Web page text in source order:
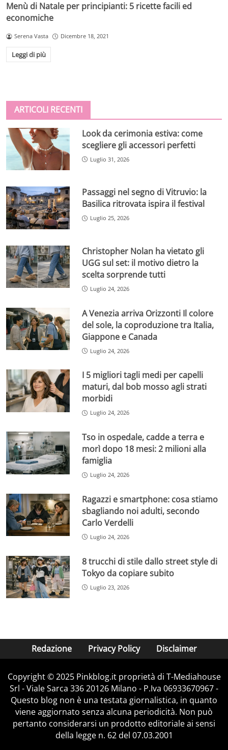
Menù di Natale per principianti: 5 ricette facili ed
economiche
Serena Vasta Dicembre 18, 2021
Leggi di più
ARTICOLI RECENTI
Look da cerimonia estiva: come
scegliere gli accessori perfetti
Luglio 31, 2026
Passaggi nel segno di Vitruvio: la
Basilica ritrovata ispira il festival
Luglio 25, 2026
Christopher Nolan ha vietato gli
UGG sul set: il motivo dietro la
scelta sorprende tutti
Luglio 24, 2026
A Venezia arriva Orizzonti Il colore
del sole, la coproduzione tra Italia,
Giappone e Canada
Luglio 24, 2026
I 5 migliori tagli medi per capelli
maturi, dal bob mosso agli strati
morbidi
Luglio 24, 2026
Tso in ospedale, cadde a terra e
morì dopo 18 mesi: 2 milioni alla
famiglia
Luglio 24, 2026
Ragazzi e smartphone: cosa stiamo
sbagliando noi adulti, secondo
Carlo Verdelli
Luglio 24, 2026
8 trucchi di stile dallo street style di
Tokyo da copiare subito
Luglio 23, 2026
Redazione Privacy Policy Disclaimer
Copyright © 2025 Pinkblog.it proprietà di T-Mediahouse
Srl - Viale Sarca 336 20126 Milano - P.Iva 06933670967 -
Questo blog non è una testata giornalistica, in quanto
viene aggiornato senza alcuna periodicità. Non può
pertanto considerarsi un prodotto editoriale ai sensi
della legge n. 62 del 07.03.2001